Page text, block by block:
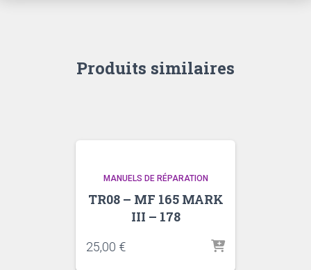
Produits similaires
MANUELS DE RÉPARATION
TR08 – MF 165 MARK
III – 178
25,00 €